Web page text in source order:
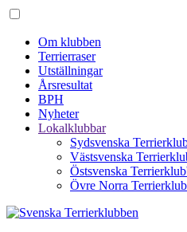
Om klubben
Terrierraser
Utställningar
Årsresultat
BPH
Nyheter
Lokalklubbar
Sydsvenska
Västsvenska
Östsvenska
Övre Norra